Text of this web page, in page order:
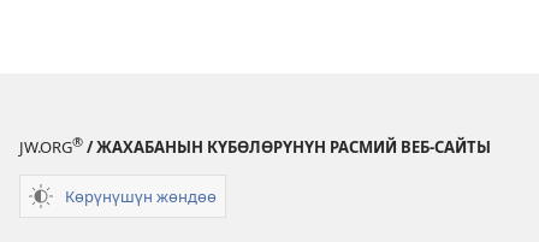
JW.ORG® / ЖАХАБАНЫН КҮБӨЛӨРҮНҮН РАСМИЙ ВЕБ-САЙТЫ
Көрүнүшүн жөндөө